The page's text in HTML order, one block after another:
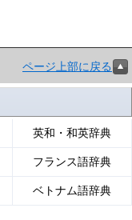
ページ上部に戻る
英和・和英辞典
フランス語辞典
ベトナム語辞典